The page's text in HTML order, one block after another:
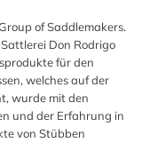
of Saddlemakers.
Don Rodrigo
für den
welches auf der
wurde mit den
und der Erfahrung in
von Stübben